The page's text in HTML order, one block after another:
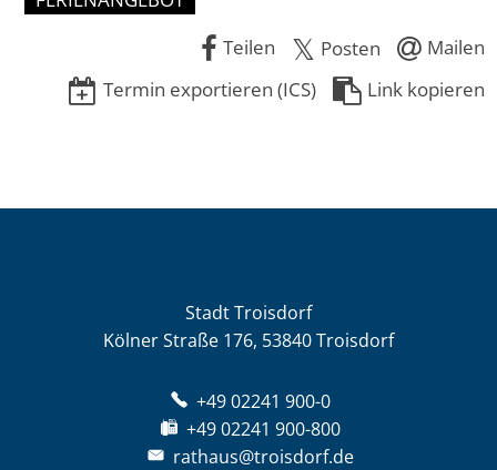
Teilen
Posten
Mailen
Termin exportieren (ICS)
Link kopieren
Stadt Troisdorf
Kölner Straße 176, 53840 Troisdorf
+49 02241 900-0
+49 02241 900-800
rathaus@troisdorf.de